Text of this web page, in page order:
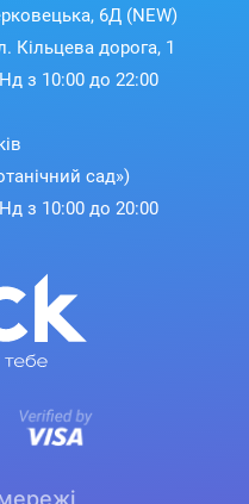
6Д (NEW)
Кільцева дорога, 1
з 10:00 до 22:00
сад»)
з 10:00 до 20:00